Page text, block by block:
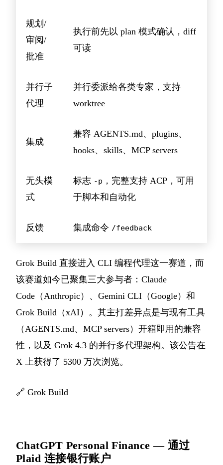
规划/
审阅/
批准
执行前先以 plan 模式确认，diff
可读
并行子
代理
并行委派给各类专家，支持
worktree
集成
兼容 AGENTS.md、plugins、
hooks、skills、MCP servers
无头模
式
标志 -p ，完整支持 ACP，可用
于脚本和自动化
反馈 集成命令 /feedback
Grok Build 直接进入 CLI 编程代理这一赛道，而
该赛道如今已聚集三大参与者：Claude
Code（Anthropic）、Gemini CLI（Google）和
Grok Build（xAI）。其主打差异点是与现有工具
（AGENTS.md、MCP servers）开箱即用的兼容
性，以及 Grok 4.3 的并行多代理架构。该公告在
X 上获得了 5300 万次浏览。
🔗 Grok Build
ChatGPT Personal Finance — 通过
Plaid 连接银行账户